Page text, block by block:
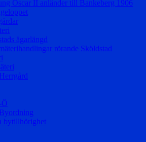
Oscar II anländer till Bankeberg 1906
ägarlängd
rörande Sköldstad
bytillhörighet